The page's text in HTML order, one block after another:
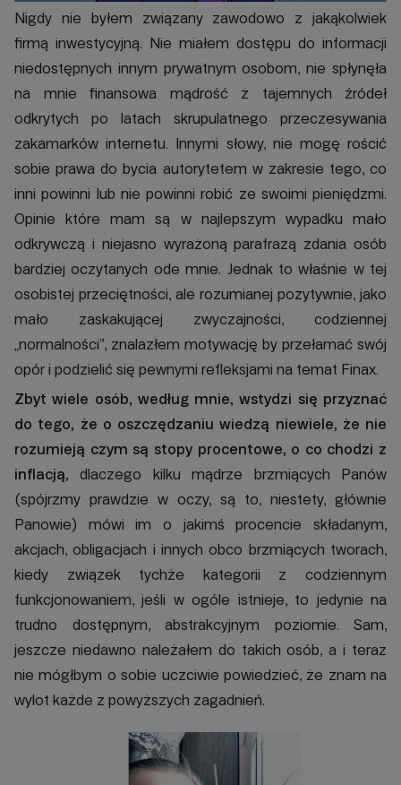
Nigdy nie byłem związany zawodowo z jakąkolwiek
firmą inwestycyjną. Nie miałem dostępu do informacji
niedostępnych innym prywatnym osobom, nie spłynęła
na mnie finansowa mądrość z tajemnych źródeł
odkrytych po latach skrupulatnego przeczesywania
zakamarków internetu. Innymi słowy, nie mogę rościć
sobie prawa do bycia autorytetem w zakresie tego, co
inni powinni lub nie powinni robić ze swoimi pieniędzmi.
Opinie które mam są w najlepszym wypadku mało
odkrywczą i niejasno wyrażoną parafrazą zdania osób
bardziej oczytanych ode mnie. Jednak to właśnie w tej
osobistej przeciętności, ale rozumianej pozytywnie, jako
mało zaskakującej zwyczajności, codziennej
„normalności”, znalazłem motywację by przełamać swój
opór i podzielić się pewnymi refleksjami na temat Finax.
Zbyt wiele osób, według mnie, wstydzi się przyznać
do tego, że o oszczędzaniu wiedzą niewiele, że nie
rozumieją czym są stopy procentowe, o co chodzi z
inflacją, dlaczego kilku mądrze brzmiących Panów
(spójrzmy prawdzie w oczy, są to, niestety, głównie
Panowie) mówi im o jakimś procencie składanym,
akcjach, obligacjach i innych obco brzmiących tworach,
kiedy związek tychże kategorii z codziennym
funkcjonowaniem, jeśli w ogóle istnieje, to jedynie na
trudno dostępnym, abstrakcyjnym poziomie. Sam,
jeszcze niedawno należałem do takich osób, a i teraz
nie mógłbym o sobie uczciwie powiedzieć, że znam na
wylot każde z powyższych zagadnień.